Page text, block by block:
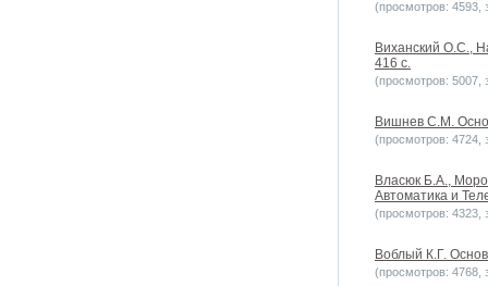
(просмотров: 4593,
Виханский О.С.,
416 с.
(просмотров: 5007,
Вишнев С.М.
(просмотров: 4724,
Власюк Б.А.,
Автоматика и
(просмотров: 4323,
Воблый К.Г.
(просмотров: 4768,